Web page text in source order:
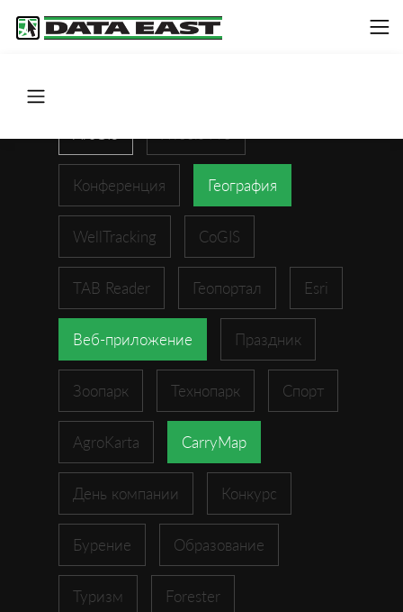
Конференция География
WellTracking CoGIS
TAB Reader Геопортал Esri
Веб-приложение Праздник
Зоопарк Технопарк Спорт
AgroKarta CarryMap
День компании Конкурс
Бурение Образование
Туризм Forester